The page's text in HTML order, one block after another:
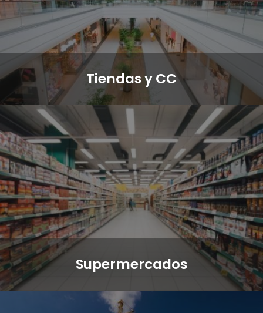
Tiendas y CC
Supermercados